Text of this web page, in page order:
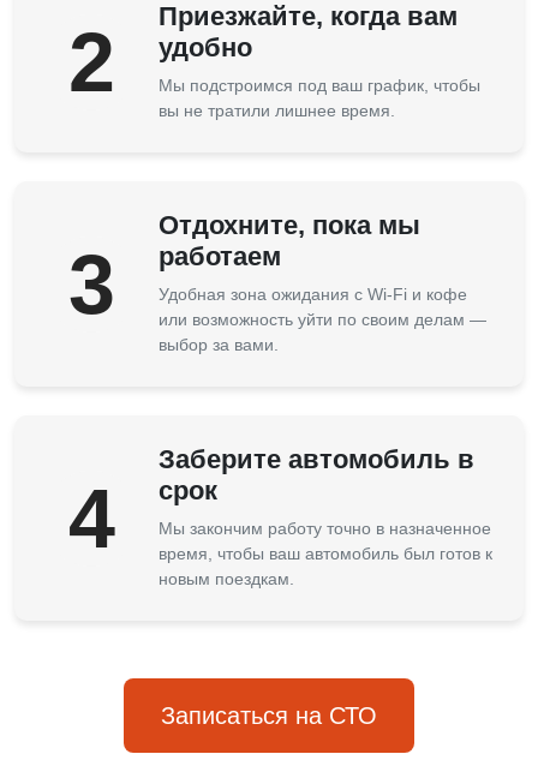
2
Приезжайте, когда вам
удобно
Мы подстроимся под ваш график, чтобы
вы не тратили лишнее время.
3
Отдохните, пока мы
работаем
Удобная зона ожидания с Wi-Fi и кофе
или возможность уйти по своим делам —
выбор за вами.
4
Заберите автомобиль в
срок
Мы закончим работу точно в назначенное
время, чтобы ваш автомобиль был готов к
новым поездкам.
Записаться на СТО